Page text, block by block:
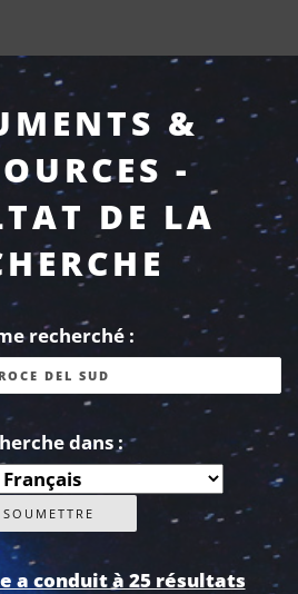
&
-
DE LA
recherché :
dans :
a conduit à 25 résultats